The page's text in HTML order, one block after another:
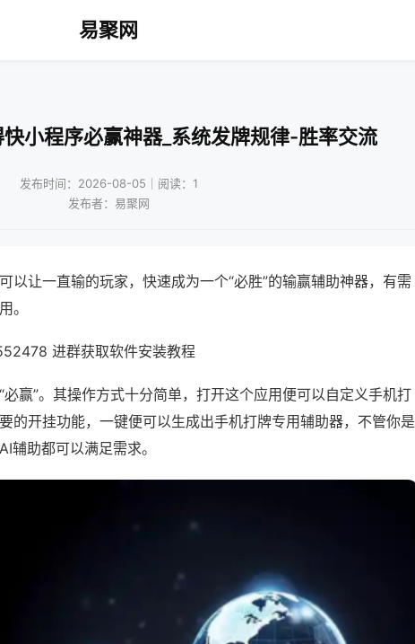
易聚网
小程序必赢神器_系统发牌规律-胜率交流
发布时间：2026-08-05｜阅读：1
发布者：易聚网
以让一直输的玩家，快速成为一个“必胜”的输赢辅助神器，有需
。
进群获取软件安装教程
赢”。其操作方式十分简单，打开这个应用便可以自定义手机打
的开挂功能，一键便可以生成出手机打牌专用辅助器，不管你是
辅助都可以满足需求。